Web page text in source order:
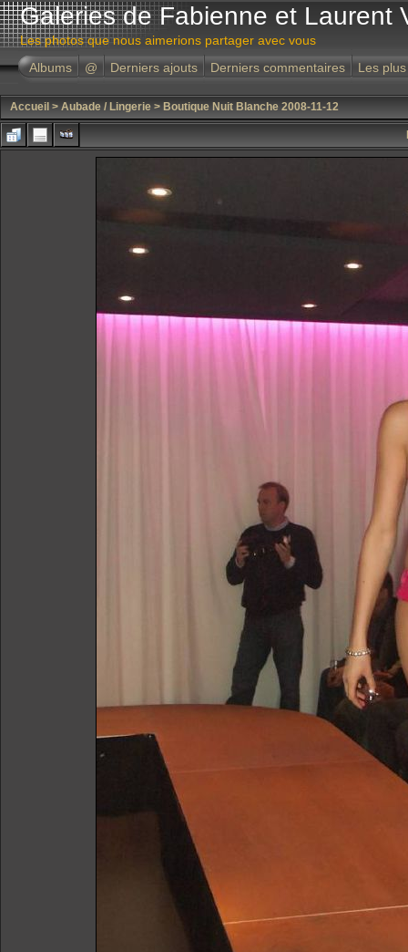
Galeries de Fabienne et Laurent
Les photos que nous aimerions partager avec vous
Albums
@ Derniers ajouts Derniers commentaires Les
Accueil > Aubade / Lingerie > Boutique Nuit Blanche 2008-11-12